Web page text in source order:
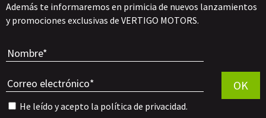
Además te informaremos en primicia de nuevos lanzamientos
y promociones exclusivas de VERTIGO MOTORS.
He leído y acepto la política de privacidad.
OK